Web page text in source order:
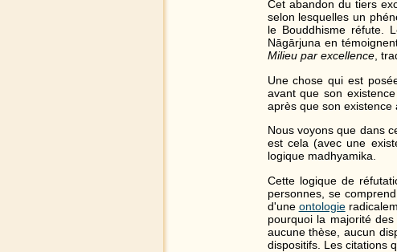
Cet abandon du tiers
selon lesquelles un
le Bouddhisme réfute.
Nāgārjuna en
Milieu par excellence,
Une chose qui est
avant que son
après que son existence
Nous voyons que dans
est cela (avec une
logique madhyamika.
Cette logique de
personnes, se
d'une ontologie
pourquoi la majorité
aucune thèse, aucun
dispositifs. Les citations